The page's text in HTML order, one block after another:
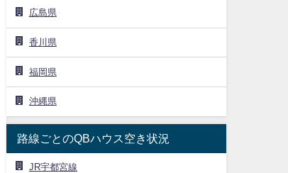
広島県
香川県
福岡県
沖縄県
路線ごとのQBハウス空き状況
JR宇都宮線